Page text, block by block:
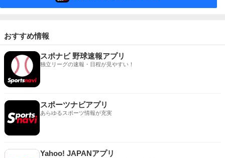
おすすめ情報
スポナビ 野球速報アプリ
独立リーグの速報・日程が見やすい！
スポーツナビアプリ
あらゆるスポーツ情報が充実
Yahoo! JAPANアプリ